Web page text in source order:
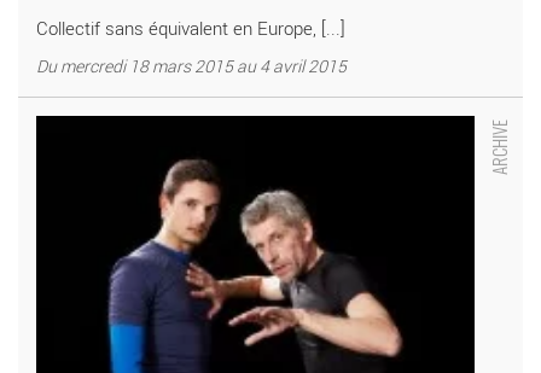
Collectif sans équivalent en Europe, [...]
Du mercredi 18 mars 2015 au 4 avril 2015
Jacques Gamblin / 1 heure 23’14’’ et 7 centièmes - Critique